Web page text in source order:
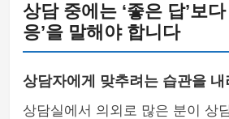
상담 중에는 ‘좋은 답’보
응’을 말해야 합니다
상담자에게 맞추려는 습관을
상담실에서 의외로 많은 분이 상